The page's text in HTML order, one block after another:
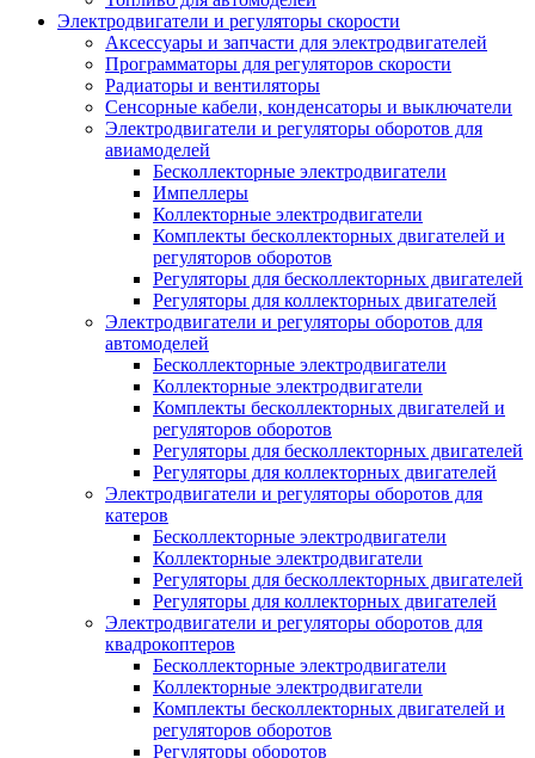
Электродвигатели и регуляторы скорости
Аксессуары и запчасти для электродвигателей
Программаторы для регуляторов скорости
Радиаторы и вентиляторы
Сенсорные кабели, конденсаторы и выключатели
Электродвигатели и регуляторы оборотов для
авиамоделей
Бесколлекторные электродвигатели
Импеллеры
Коллекторные электродвигатели
Комплекты бесколлекторных двигателей и
регуляторов оборотов
Регуляторы для бесколлекторных двигателей
Регуляторы для коллекторных двигателей
Электродвигатели и регуляторы оборотов для
автомоделей
Бесколлекторные электродвигатели
Коллекторные электродвигатели
Комплекты бесколлекторных двигателей и
регуляторов оборотов
Регуляторы для бесколлекторных двигателей
Регуляторы для коллекторных двигателей
Электродвигатели и регуляторы оборотов для
катеров
Бесколлекторные электродвигатели
Коллекторные электродвигатели
Регуляторы для бесколлекторных двигателей
Регуляторы для коллекторных двигателей
Электродвигатели и регуляторы оборотов для
квадрокоптеров
Бесколлекторные электродвигатели
Коллекторные электродвигатели
Комплекты бесколлекторных двигателей и
регуляторов оборотов
Регуляторы оборотов